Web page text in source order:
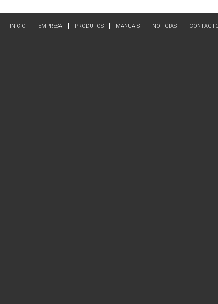
INÍCIO EMPRESA PRODUTOS MANUAIS NOTÍCIAS